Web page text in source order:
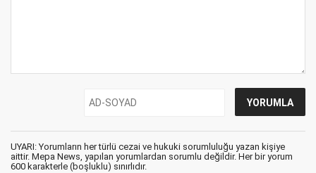
UYARI: Yorumların her türlü cezai ve hukuki sorumluluğu yazan kişiye
aittir. Mepa News, yapılan yorumlardan sorumlu değildir. Her bir yorum
600 karakterle (boşluklu) sınırlıdır.